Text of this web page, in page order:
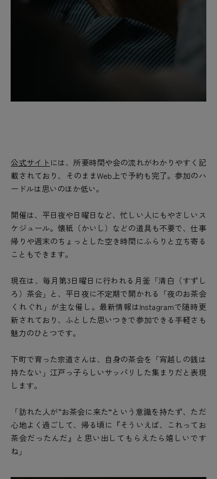
公式サイト には、所要時間や会の流れがわかりやすく記
載されており、そのままWeb上で予約も完了。参加のハ
ードルは思いのほか低い。
開催は、平日夜や日曜日など、忙しい人にもやさしいス
ケジュール。懐紙（かいし）などの道具も不要で、仕事
帰りや週末のちょっとした空き時間にふらりと立ち寄る
こともできます。
現在は、毎月第3日曜日に行われる月釜「清白（すずし
ろ）茶会」と、平日夜に不定期で開かれる「夜のお茶会
くれぐれ」が主な催し。最新情報はInstagramで随時更
新されており、ふとした思いつきで参加できる手軽さも
魅力のひとつです。
下町で育った宗道さんは、自身の茶会を「宵越しの銭は
持たない」江戸っ子らしいサッパリした集まりだと表現
します。
「訪れた人が“お茶会に来た”という意識を持たず、ただ
心地よく過ごして、帰る頃に『そういえば、これってお
茶会だったんだ』と思い出してもらえたら嬉しいです
ね」